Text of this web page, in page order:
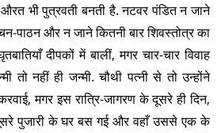
औरत भी पुत्रवती बनती है. नटवर पंडित न जाने
पाठन और न जाने कितनी बार शिवस्तोत्र का
दीपकों में बालीं, मगर चार-चार विवाह
तो नहीं ही जन्मी. चौथी पत्नी से तो उन्होंने
करवाई, मगर इस रात्रि-जागरण के दूसरे ही दिन,
पुजारी के घर बस गई और वहाँ उससे एक के